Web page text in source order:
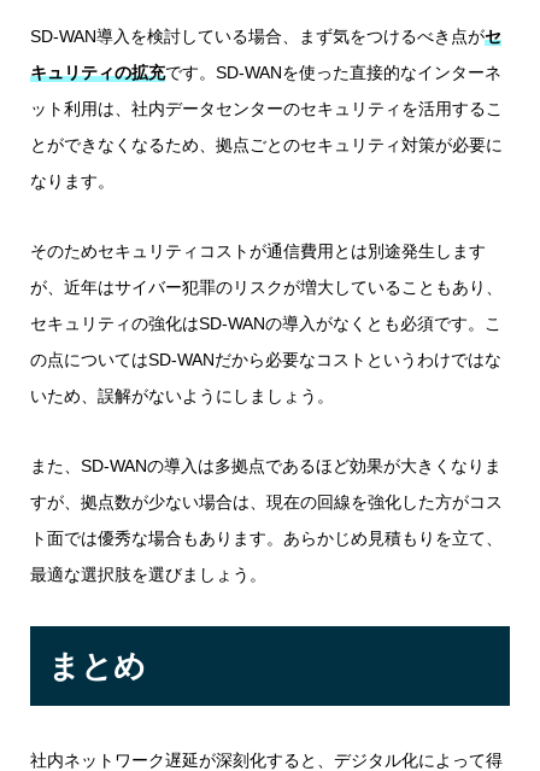
SD-WAN導入を検討している場合、まず気をつけるべき点がセ
キュリティの拡充です。SD-WANを使った直接的なインターネ
ット利用は、社内データセンターのセキュリティを活用するこ
とができなくなるため、拠点ごとのセキュリティ対策が必要に
なります。
そのためセキュリティコストが通信費用とは別途発生します
が、近年はサイバー犯罪のリスクが増大していることもあり、
セキュリティの強化はSD-WANの導入がなくとも必須です。こ
の点についてはSD-WANだから必要なコストというわけではな
いため、誤解がないようにしましょう。
また、SD-WANの導入は多拠点であるほど効果が大きくなりま
すが、拠点数が少ない場合は、現在の回線を強化した方がコス
ト面では優秀な場合もあります。あらかじめ見積もりを立て、
最適な選択肢を選びましょう。
まとめ
社内ネットワーク遅延が深刻化すると、デジタル化によって得